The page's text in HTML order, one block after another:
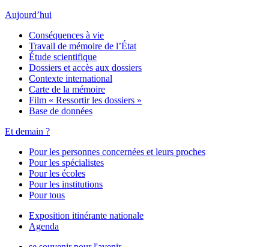
Aujourd’hui
Conséquences à vie
Travail de mémoire de l’État
Étude scientifique
Dossiers et accès aux dossiers
Contexte international
Carte de la mémoire
Film « Ressortir les dossiers »
Base de données
Et demain ?
Pour les personnes concernées et leurs proches
Pour les spécialistes
Pour les écoles
Pour les institutions
Pour tous
Exposition itinérante nationale
Agenda